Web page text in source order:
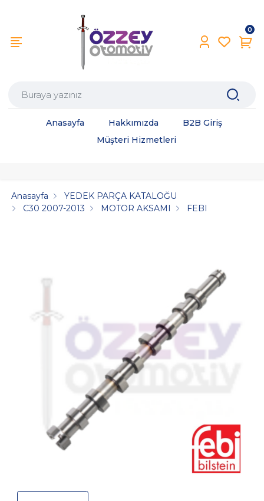
0
Anasayfa Hakkımızda
B2B Giriş
Müşteri Hizmetleri
Anasayfa
YEDEK PARÇA KATALOĞU
C30 2007-2013
MOTOR AKSAMI FEBI